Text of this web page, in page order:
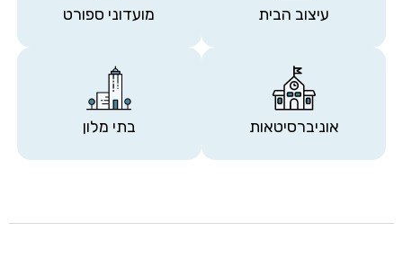
עיצוב הבית מועדוני ספורט
אוניברסיטאות בתי מלון